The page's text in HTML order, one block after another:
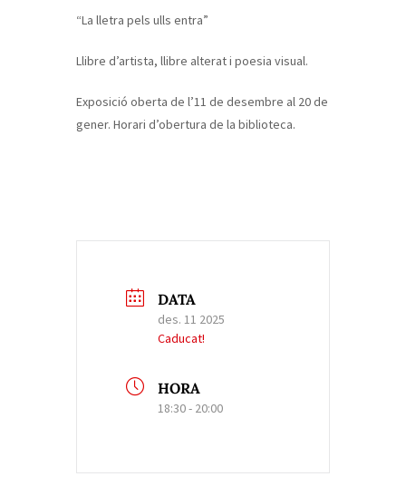
“La lletra pels ulls entra”
Llibre d’artista, llibre alterat i poesia visual.
Exposició oberta de l’11 de desembre al 20 de
gener. Horari d’obertura de la biblioteca.
DATA
des. 11 2025
Caducat!
HORA
18:30 - 20:00